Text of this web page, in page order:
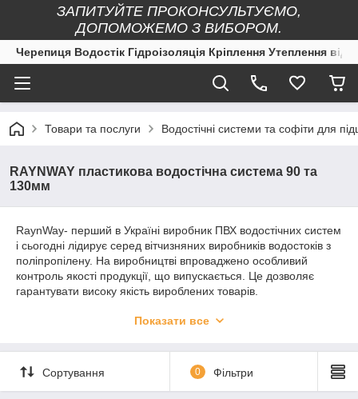
ЗАПИТУЙТЕ ПРОКОНСУЛЬТУЄМО,
ДОПОМОЖЕМО З ВИБОРОМ.
Черепиця Водостік Гідроізоляція Кріплення Утеплення
Товари та послуги Водостічні системи та софіти для
RAYNWAY пластикова водостічна система 90 та
130мм
RaynWay- перший в Україні виробник ПВХ водостічних систем
і сьогодні лідирує серед вітчизняних виробників водостоків з
поліпропілену. На виробництві впроваджено особливий
контроль якості продукції, що випускається. Це дозволяє
гарантувати високу якість вироблених товарів.
радувати своїх споживачів. Широкий асортимент елементів
аксесуарів, дозволяє підібрати оптимальне рішення для
кожного даху, незалежно від розміру, конфігурації і кольору
покрівлі.
Показати все
Сортування 0 Фільтри